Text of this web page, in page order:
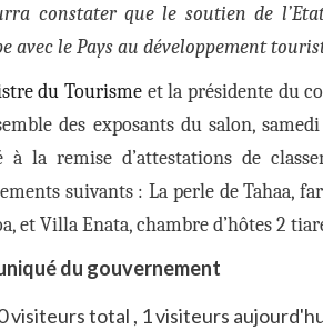
constater que le soutien de
avec le Pays au développement
du Tourisme et la présidente du
des exposants du salon,
à la remise d’attestations de
suivants : La perle de Tahaa,
et Villa Enata, chambre d’hôtes 2
du gouvernement
visiteurs total , 1 visiteurs